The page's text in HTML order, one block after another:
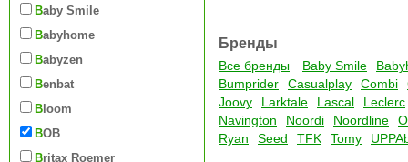
Baby Smile
Babyhome
Babyzen
Benbat
Bloom
BOB
Britax Roemer
Бренды
Все бренды Baby Smile
Bumprider
Casualplay Combi
Joovy
Larktale Lascal
Leclerc
Navington
Noordi Noordline
Ryan
Seed TFK Tomy